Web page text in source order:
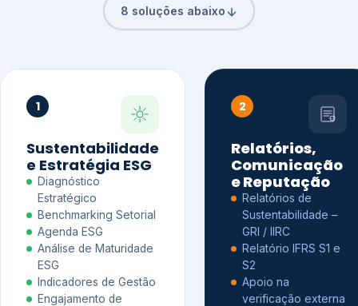
8 soluções abaixo
1
Sustentabilidade
e Estratégia ESG
Diagnóstico
Estratégico
Benchmarking Setorial
Agenda ESG
Análise de Maturidade
ESG
Indicadores de Gestão
Engajamento de
2
Relatórios,
Comunicação
e Reputação
Relatórios de
Sustentabilidade –
GRI / IIRC
Relatório IFRS S1 e
S2
Apoio na
verificação externa